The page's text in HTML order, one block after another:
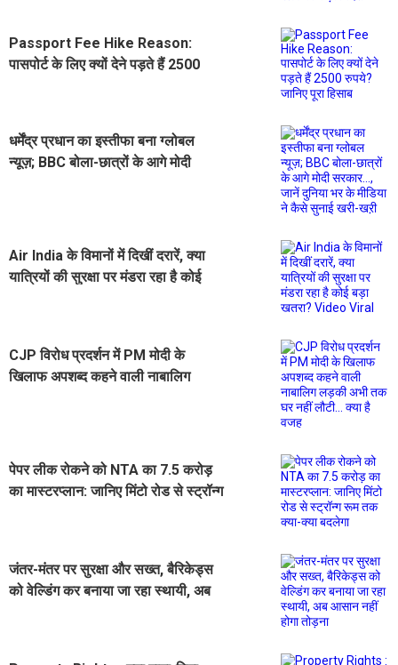
Passport Fee Hike Reason:
पासपोर्ट के लिए क्यों देने पड़ते हैं 2500
धर्मेंद्र प्रधान का इस्तीफा बना ग्लोबल
न्यूज़; BBC बोला-छात्रों के आगे मोदी
Air India के विमानों में दिखीं दरारें, क्या
यात्रियों की सुरक्षा पर मंडरा रहा है कोई
CJP विरोध प्रदर्शन में PM मोदी के
खिलाफ अपशब्द कहने वाली नाबालिग
पेपर लीक रोकने को NTA का 7.5 करोड़
का मास्टरप्लान: जानिए मिंटो रोड से स्ट्रॉन्ग
जंतर-मंतर पर सुरक्षा और सख्त, बैरिकेड्स
को वेल्डिंग कर बनाया जा रहा स्थायी, अब